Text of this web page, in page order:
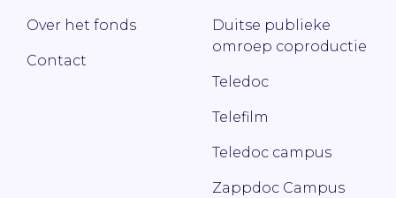
Over het fonds
Contact
Duitse publieke
omroep coproductie
Teledoc
Telefilm
Teledoc campus
Zappdoc Campus